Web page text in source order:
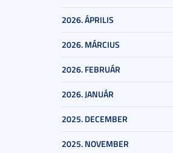
2026. ÁPRILIS
2026. MÁRCIUS
2026. FEBRUÁR
2026. JANUÁR
2025. DECEMBER
2025. NOVEMBER